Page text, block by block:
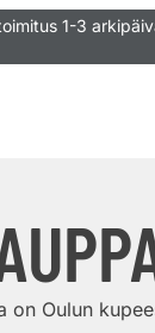
1-3
Oulun